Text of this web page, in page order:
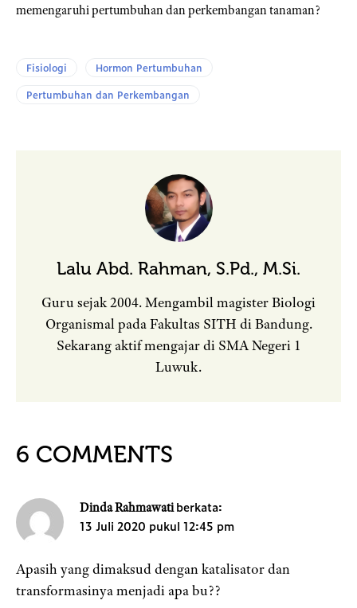
memengaruhi pertumbuhan dan perkembangan tanaman?
Fisiologi
Hormon Pertumbuhan
Pertumbuhan dan Perkembangan
Lalu Abd. Rahman, S.Pd., M.Si.
Guru sejak 2004. Mengambil magister Biologi
Organismal pada Fakultas SITH di Bandung.
Sekarang aktif mengajar di SMA Negeri 1
Luwuk.
6 COMMENTS
Dinda Rahmawati berkata:
13 Juli 2020 pukul 12:45 pm
Apasih yang dimaksud dengan katalisator dan
transformasinya menjadi apa bu??